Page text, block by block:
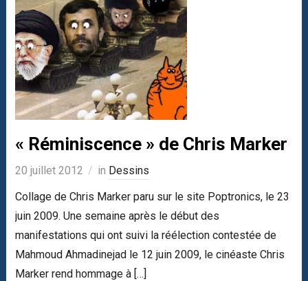
« Réminiscence » de Chris Marker
20 juillet 2012 in Dessins
Collage de Chris Marker paru sur le site Poptronics, le 23
juin 2009. Une semaine après le début des
manifestations qui ont suivi la réélection contestée de
Mahmoud Ahmadinejad le 12 juin 2009, le cinéaste Chris
Marker rend hommage à […]